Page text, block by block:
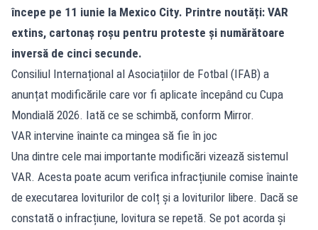
începe pe 11 iunie la Mexico City. Printre noutăți: VAR
extins, cartonaș roșu pentru proteste și numărătoare
inversă de cinci secunde.
Consiliul Internațional al Asociațiilor de Fotbal (IFAB) a
anunțat modificările care vor fi aplicate începând cu Cupa
Mondială 2026. Iată ce se schimbă, conform Mirror.
VAR intervine înainte ca mingea să fie în joc
Una dintre cele mai importante modificări vizează sistemul
VAR. Acesta poate acum verifica infracțiunile comise înainte
de executarea loviturilor de colț și a loviturilor libere. Dacă se
constată o infracțiune, lovitura se repetă. Se pot acorda și